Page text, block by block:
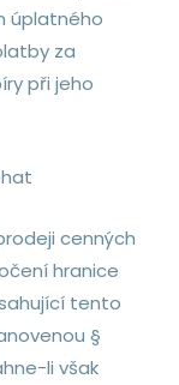
úplatného
za
při jeho
cenných
hranice
tento
§
li však